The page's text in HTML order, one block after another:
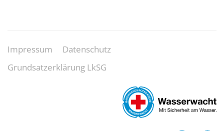
Impressum
Datenschutz
Grundsatzerklärung LkSG